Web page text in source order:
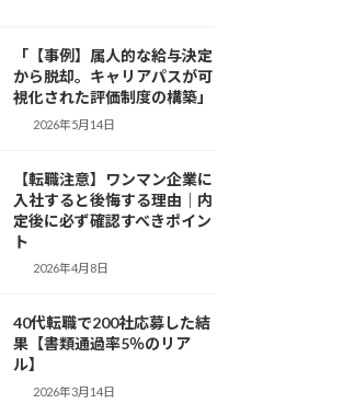
「【事例】属人的な給与決定
から脱却。キャリアパスが可
視化された評価制度の構築」
2026年5月14日
【転職注意】ワンマン企業に
入社すると後悔する理由｜内
定後に必ず確認すべきポイン
ト
2026年4月8日
40代転職で200社応募した結
果【書類通過率5％のリア
ル】
2026年3月14日